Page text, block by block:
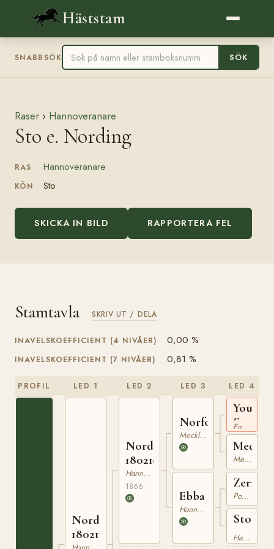
Häststam
SNABBSÖK SÖK
Raser › Hannoveranare
Sto e. Nording
RAS Hannoveranare
KÖN Sto
SKICKA IN BILD RAPPORTERA FEL
Stamtavla SKRIV UT / DELA
INAVELSKOEFFICIENT (4 NIVÅER) 0,00 %
INAVELSKOEFFICIENT (7 NIVÅER) 0,81 %
PROFIL LED 1
Nording
180213275
LED 2
Nord
180210766
Hannoveranare
1866
LED 3
Norfolk
Mecklenburgare
Ebba
Hannoveranare
LED 4
Young
xx
Medusa
Mecklenburgare
Pommerskt Varmblod
Sto
e.Hannoveranare